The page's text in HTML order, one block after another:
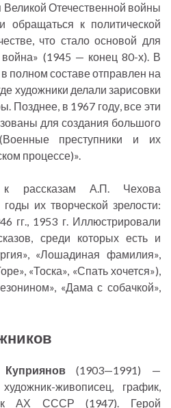
Отечественной войны
обращаться к политической
что стало основой для
(1945 — конец 80-х). В
полном составе отправлен на
художники делали зарисовки
Позднее, в 1967 году, все эти
для создания большого
преступники и их
процессе)».
рассказам А.П. Чехова
их творческой зрелости:
гг., 1953 г. Иллюстрировали
среди которых есть и
«Лошадиная фамилия»,
«Тоска», «Спать хочется»),
«Дама с собачкой»,
(1903—1991) —
живописец, график,
АХ СССР (1947). Герой